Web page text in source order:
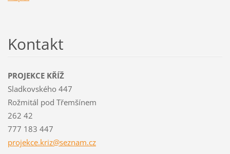
Kontakt
PROJEKCE KŘÍŽ
Sladkovského 447
Rožmitál pod Třemšínem
262 42
777 183 447
projekce.kriz@seznam.cz